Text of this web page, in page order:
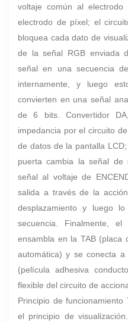
voltaje común al
electrodo de píxel; el
bloquea cada dato de
de la señal RGB enviada
señal en una secuencia
internamente, y luego
convierten en una señal
de 6 bits. Convertidor
impedancia por el circuito
de datos de la pantalla LCD;
puerta cambia la señal
señal al voltaje de
salida a través de la
desplazamiento y luego
secuencia. Finalmente,
ensambla en la TAB (placa
automática) y se conecta
(película adhesiva
flexible del circuito de
Principio de
el principio de